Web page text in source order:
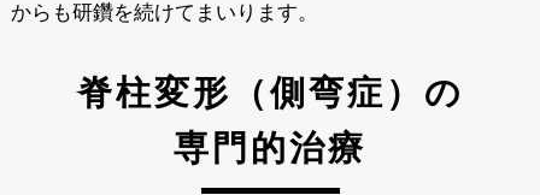
からも研鑽を続けてまいります。
脊柱変形（側弯症）の
専門的治療